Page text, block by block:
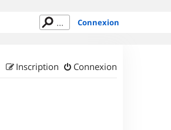
Connexion
Connexion
Inscription